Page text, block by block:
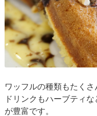
ワッフルの種類もたくさ
ドリンクもハーブティ
が豊富です。